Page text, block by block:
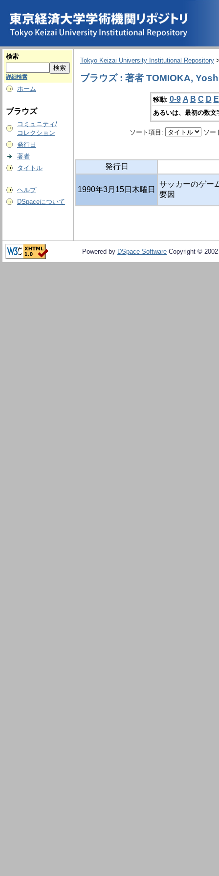
検索
詳細検索
ホーム
ブラウズ
コミュニティ/
コレクション
発行日
著者
タイトル
ヘルプ
DSpaceについて
Tokyo Keizai University Institutional Repository
ブラウズ : 著者 TOMIOKA,
移動: 0-9 A B C D E
あるいは、最初の数
ソート項目: ソー
発行日
1990年3月15日木曜日
サッカーのゲー
要因
Powered by DSpace Software Copyright ©